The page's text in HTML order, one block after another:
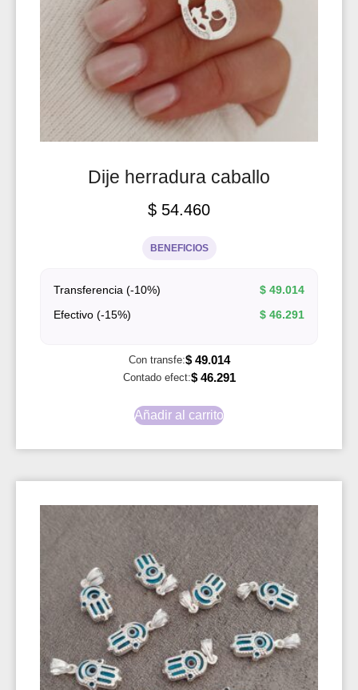
Dije herradura caballo
$ 54.460
BENEFICIOS
Transferencia (-10%) $ 49.014
Efectivo (-15%)
$ 46.291
Con transfe:$49.014
Contado efect:$46.291
Añadir al carrito